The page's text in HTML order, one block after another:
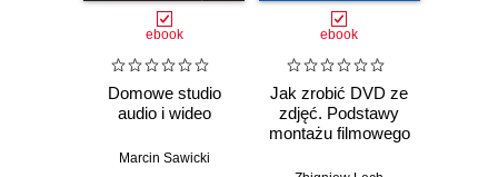
ebook
Domowe studio
audio i wideo
Marcin Sawicki
ebook
Jak zrobić DVD ze
zdjęć. Podstawy
montażu filmowego